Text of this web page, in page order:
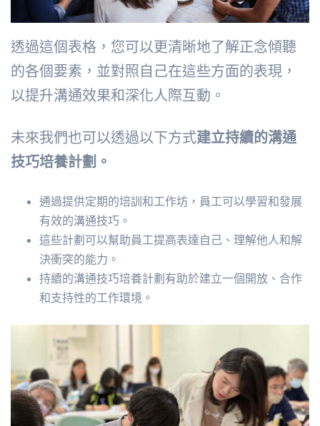
透過這個表格，您可以更清晰地了解正念傾聽
的各個要素，並對照自己在這些方面的表現，
以提升溝通效果和深化人際互動。
未來我們也可以透過以下方式建立持續的溝通
技巧培養計劃。
通過提供定期的培訓和工作坊，員工可以學習和發展
有效的溝通技巧。
這些計劃可以幫助員工提高表達自己、理解他人和解
決衝突的能力。
持續的溝通技巧培養計劃有助於建立一個開放、合作
和支持性的工作環境。